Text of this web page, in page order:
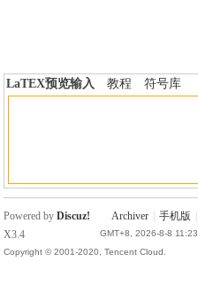
LaTEX预览输入 教程
符号库
Archiver 手机版
GMT+8, 2026-8-8 11:23
Powered byDiscuz!
X3.4
Copyright © 2001-2020, Tencent Cloud.